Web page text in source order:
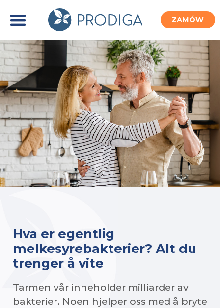
ZAMÓW
Hva er egentlig
melkesyrebakterier? Alt du
trenger å vite
Tarmen vår inneholder milliarder av
bakterier. Noen hjelper oss med å bryte